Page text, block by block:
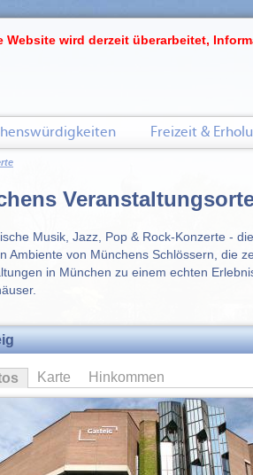
Musik, Jazz, Pop & Rock-Konzerte -
Ambiente von Münchens Schlössern, die
in München zu einem echten
Karte Hinkommen
Website wird derzeit überarbeitet,
Freizeit &